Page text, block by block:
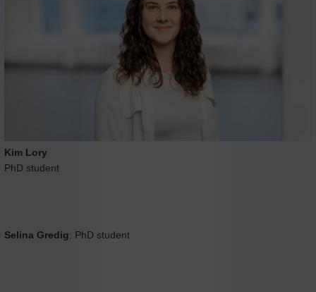
Kim Lory
PhD student
Selina Gredig: PhD student